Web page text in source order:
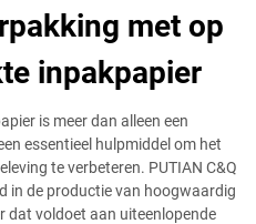
met op
inpakpapier
is meer dan alleen een
essentieel hulpmiddel om het
te verbeteren. PUTIAN C&Q
in de productie van hoogwaardig
dat voldoet aan uiteenlopende